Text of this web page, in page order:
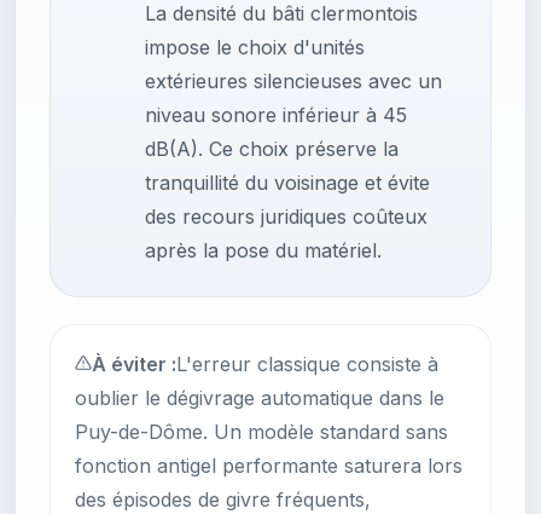
La densité du bâti clermontois
impose le choix d'unités
extérieures silencieuses avec un
niveau sonore inférieur à 45
dB(A). Ce choix préserve la
tranquillité du voisinage et évite
des recours juridiques coûteux
après la pose du matériel.
À éviter :L'erreur classique consiste à
oublier le dégivrage automatique dans le
Puy-de-Dôme. Un modèle standard sans
fonction antigel performante saturera lors
des épisodes de givre fréquents,